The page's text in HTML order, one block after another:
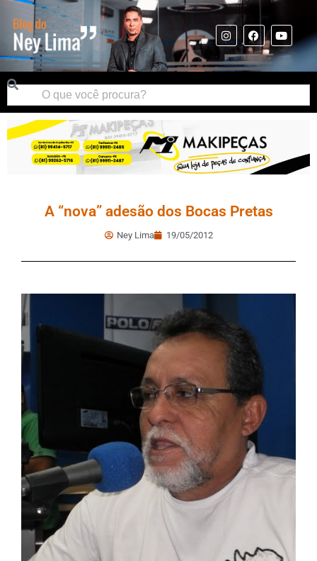
A “nova” adesão dos Bocas Pretas
Ney Lima 19/05/2012